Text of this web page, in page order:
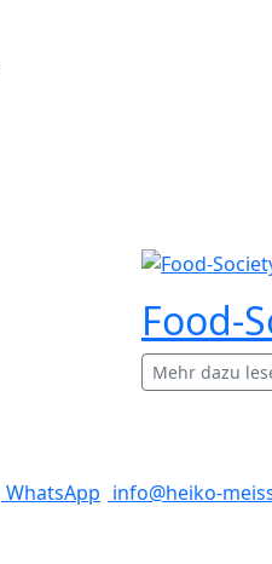
Food-
Mehr dazu
WhatsApp info@heiko-